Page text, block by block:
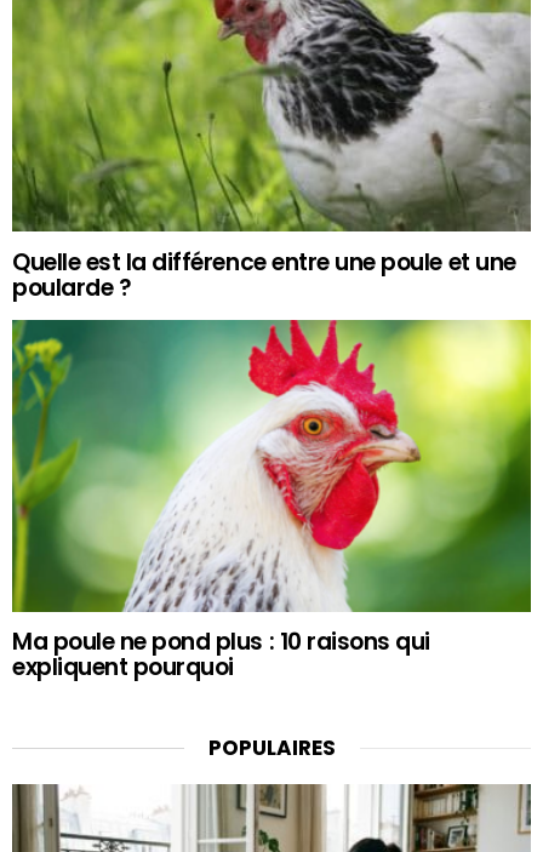
Quelle est la différence entre une poule et une
poularde ?
Ma poule ne pond plus : 10 raisons qui
expliquent pourquoi
POPULAIRES